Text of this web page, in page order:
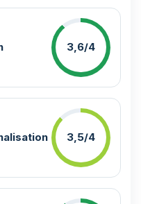
3,6/4
3,5/4